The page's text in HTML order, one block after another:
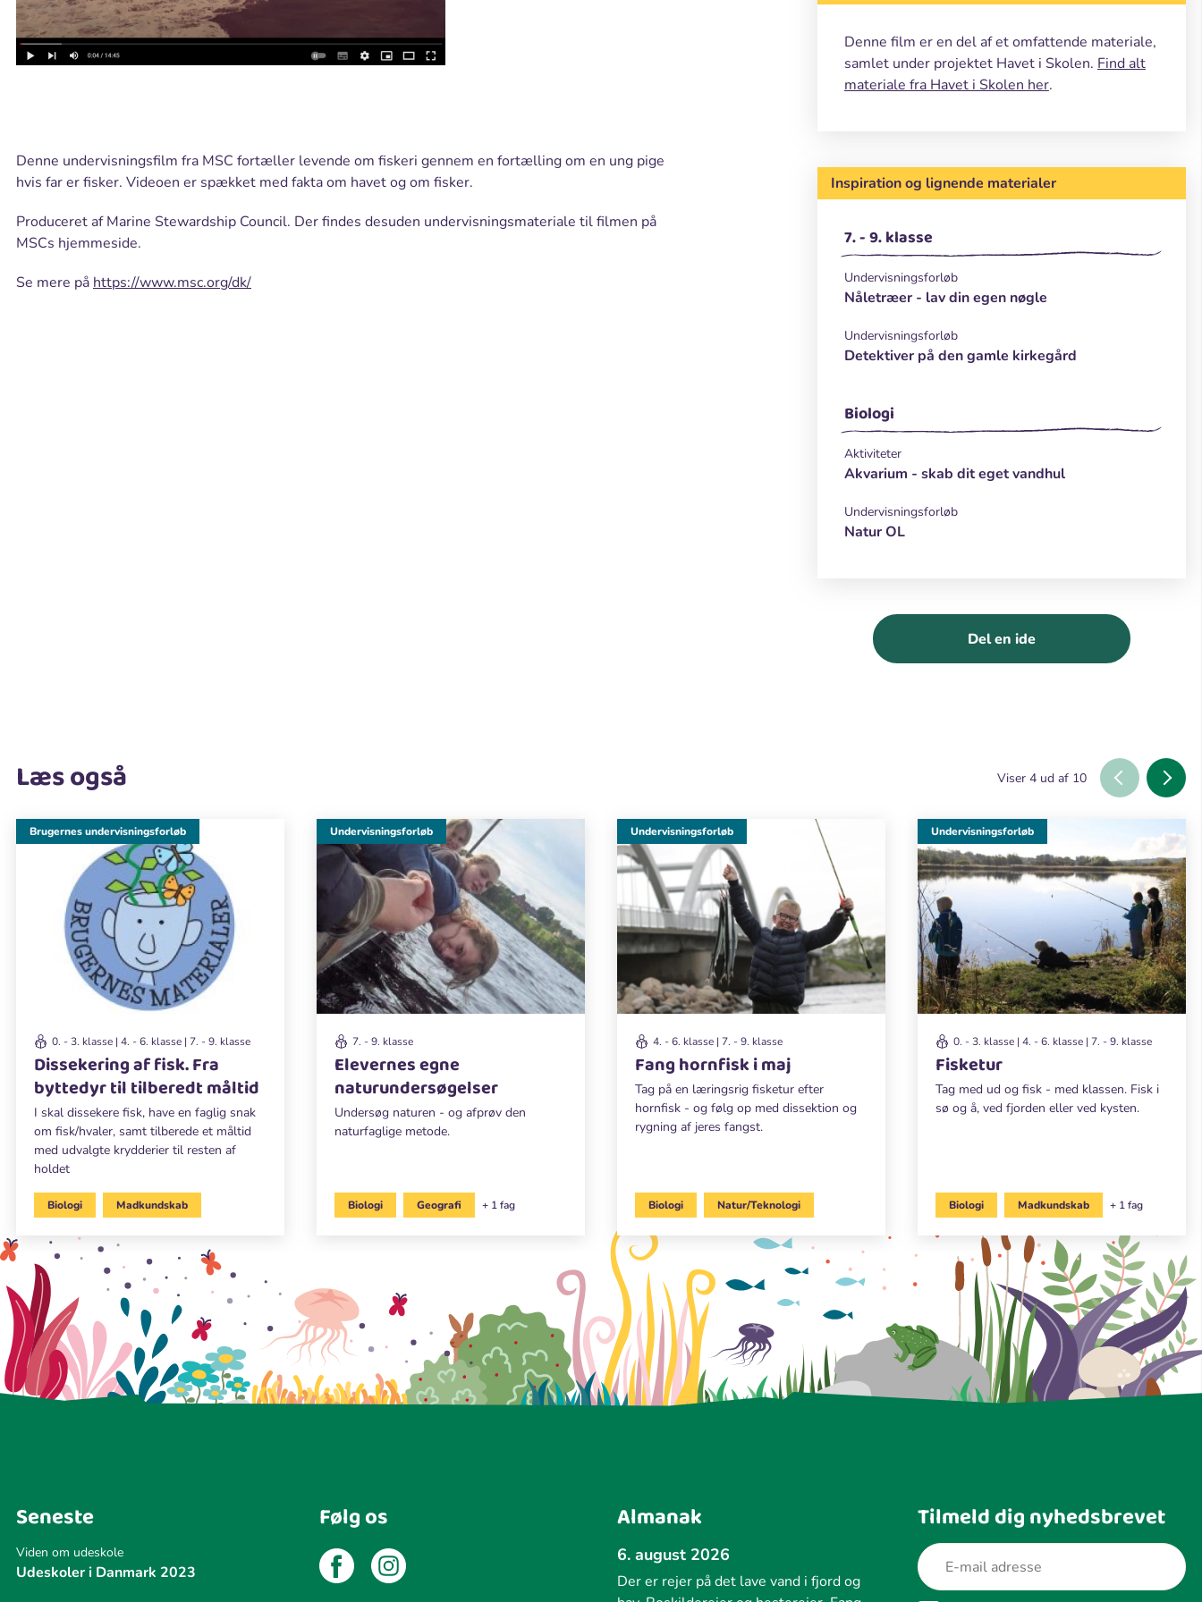
Denne undervisningsfilm fra MSC fortæller levende om fiskeri gennem en fortælling om en ung pige
hvis far er fisker. Videoen er spækket med fakta om havet og om fisker.
Produceret af Marine Stewardship Council. Der findes desuden undervisningsmateriale til filmen på
MSCs hjemmeside.
Se mere på https://www.msc.org/dk/
Denne film er en del af et omfattende materiale,
samlet under projektet Havet i Skolen. Find alt
materiale fra Havet i Skolen her.
Inspiration og lignende materialer
7. - 9. klasse
Undervisningsforløb
Nåletræer - lav din egen nøgle
Undervisningsforløb
Detektiver på den gamle kirkegård
Biologi
Aktiviteter
Akvarium - skab dit eget vandhul
Undervisningsforløb
Natur OL
Del en ide
Læs også Viser 4ud af 10
0. - 3. klasse | 4. - 6. klasse | 7. - 9. klasse
Dissekering af fisk. Fra
byttedyr til tilberedt måltid
I skal dissekere fisk, have en faglig snak
om fisk/hvaler, samt tilberede et måltid
med udvalgte krydderier til resten af
holdet
Brugernes undervisningsforløb
Biologi Madkundskab
7. - 9. klasse
Elevernes egne
naturundersøgelser
Undersøg naturen - og afprøv den
naturfaglige metode.
Undervisningsforløb
Biologi Geografi + 1 fag
4. - 6. klasse | 7. - 9. klasse
Fang hornfisk i maj
Tag på en læringsrig fisketur efter
hornfisk - og følg op med dissektion og
rygning af jeres fangst.
Undervisningsforløb
Biologi Natur/Teknologi
0. - 3. klasse | 4. - 6. klasse | 7. - 9. klasse
Fisketur
Tag med ud og fisk - med klassen. Fisk i
sø og å, ved fjorden eller ved kysten.
Undervisningsforløb
Biologi Madkundskab + 1 fag
Seneste
Viden om udeskole
Udeskoler i Danmark 2023
Følg os Almanak
6. august 2026
Der er rejer på det lave vand i fjord og
Tilmeld dig nyhedsbrevet